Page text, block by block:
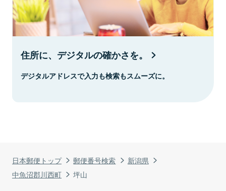
日本郵便トップ 郵便番号検索
新潟県
中魚沼郡川西町
坪山
住所に、デジタルの確かさを。
デジタルアドレスで入力も検索もスムーズに。